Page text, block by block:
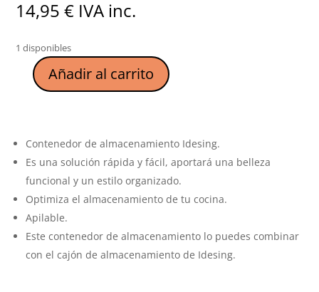
14,95€ IVA inc.
1 disponibles
Contenedor
cantidad
Añadir al carrito
Contenedor de almacenamiento Idesing.
Es una solución rápida y fácil, aportará una belleza
funcional y un estilo organizado.
Optimiza el almacenamiento de tu cocina.
Apilable.
Este contenedor de almacenamiento lo puedes combinar
con el cajón de almacenamiento de Idesing.